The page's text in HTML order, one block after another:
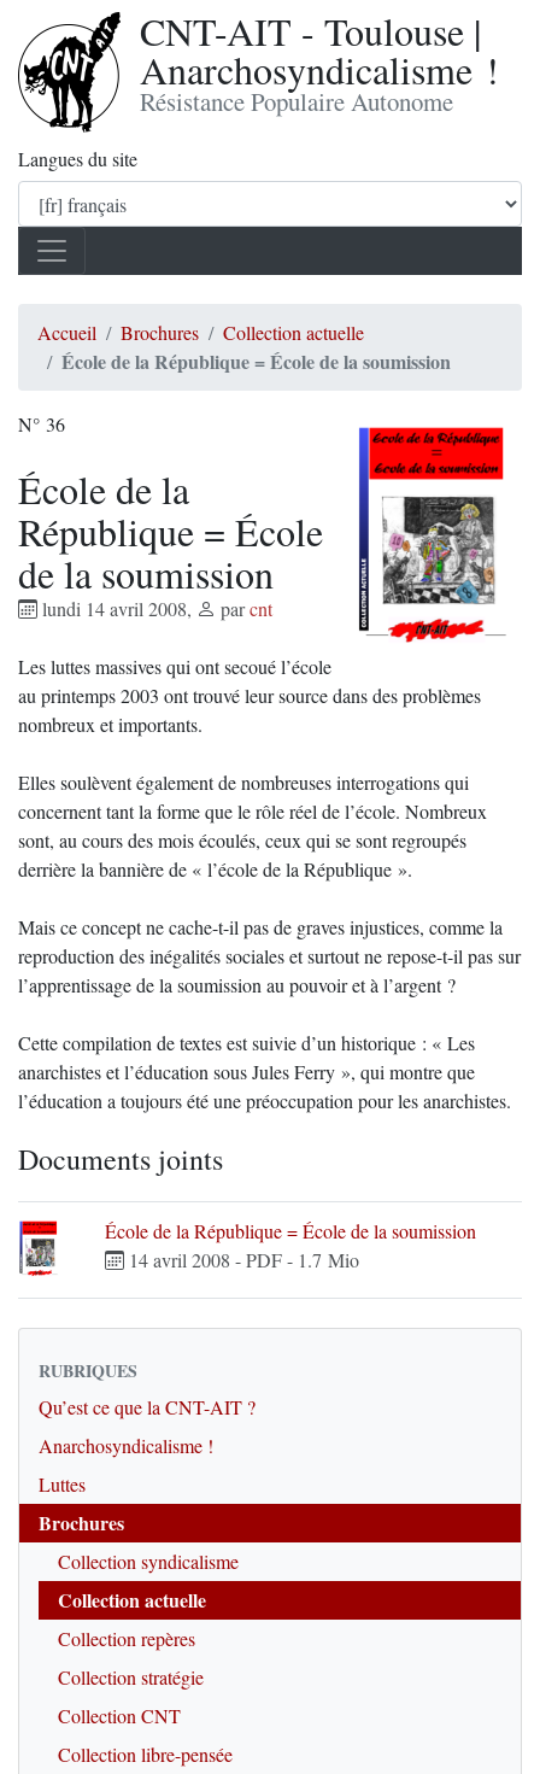
CNT-AIT - Toulouse |
Anarchosyndicalisme !
Résistance Populaire Autonome
Langues du site
Accueil Brochures Collection actuelle
École de la République = École de la soumission
N° 36
École de la
République = École
de la soumission
lundi 14 avril 2008, parcnt
Les luttes massives qui ont secoué l’école
au printemps 2003 ont trouvé leur source dans des problèmes
nombreux et importants.
Elles soulèvent également de nombreuses interrogations qui
concernent tant la forme que le rôle réel de l’école. Nombreux
sont, au cours des mois écoulés, ceux qui se sont regroupés
derrière la bannière de « l’école de la République ».
Mais ce concept ne cache-t-il pas de graves injustices, comme la
reproduction des inégalités sociales et surtout ne repose-t-il pas sur
l’apprentissage de la soumission au pouvoir et à l’argent ?
Cette compilation de textes est suivie d’un historique : « Les
anarchistes et l’éducation sous Jules Ferry », qui montre que
l’éducation a toujours été une préoccupation pour les anarchistes.
Documents joints
École de la République = École de la soumission
14 avril 2008 -PDF- 1.7 Mio
RUBRIQUES
Qu’est ce que la CNT-AIT ?
Anarchosyndicalisme !
Luttes
Brochures
Collection syndicalisme
Collection actuelle
Collection repères
Collection stratégie
Collection CNT
Collection libre-pensée